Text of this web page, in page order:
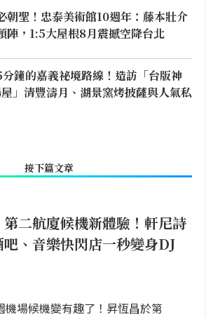
朝聖！忠泰美術館10週年：藤本壯介
陣，1:5大屋根8月震撼空降台北
鐘的嘉義祕境路線！造訪「台版神
」清豐濤月、湖景窯烤披薩與人氣私
接下篇文章
二航廈候機新體驗！軒尼詩
吧、音樂快閃店一秒變身DJ
機場候機變有趣了！昇恆昌於第